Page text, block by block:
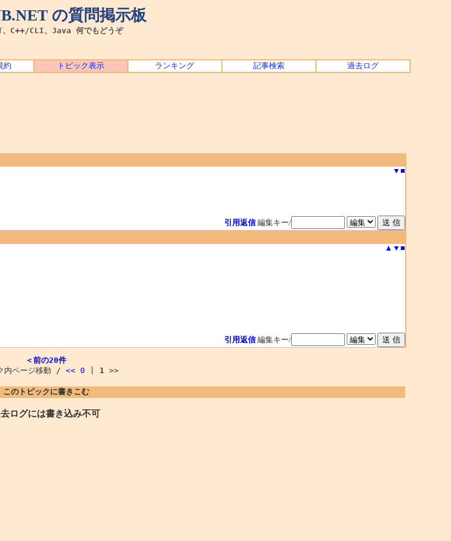
の質問掲示板
、C++/CLI、Java 何でもどうぞ
約 トピック表示 ランキング 記事検索 過去ログ
▼ ■
引用返信 編集キー/
▲ ▼ ■
引用返信 編集キー/
＜前の20件
内ページ移動 / << 0 1 >>
このトピックに書きこむ
ログには書き込み不可